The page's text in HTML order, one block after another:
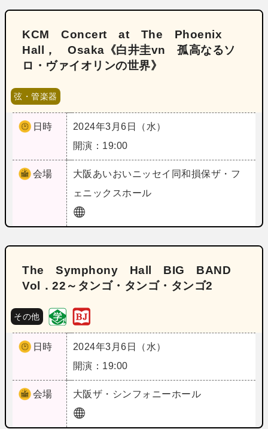
KCM Concert at The Phoenix
Hall， Osaka《白井圭vn 孤高なるソ
ロ・ヴァイオリンの世界》
弦・管楽器
日時
2024年3月6日（水）
開演：19:00
会場 大阪 あいおいニッセイ同和損保ザ・フ
ェニックスホール
The Symphony Hall BIG BAND
Vol．22～タンゴ・タンゴ・タンゴ2
その他
日時
2024年3月6日（水）
開演：19:00
会場 大阪ザ・シンフォニーホール